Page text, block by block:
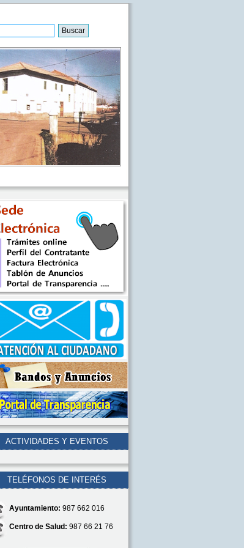
ACTIVIDADES Y EVENTOS
TELÉFONOS DE INTERÉS
Ayuntamiento: 987 662 016
Centro de Salud: 987 66 21 76